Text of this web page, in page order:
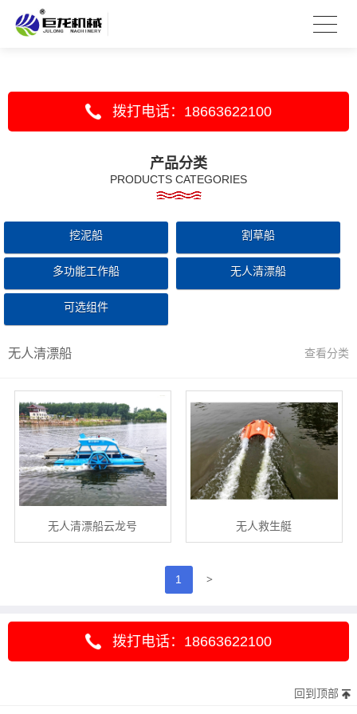
拨打电话：18663622100
产品分类
PRODUCTS CATEGORIES
挖泥船 割草船
多功能工作船 无人清漂船
可选组件
无人清漂船 查看分类
无人清漂船云龙号 无人救生艇
1 >
拨打电话：18663622100
回到顶部